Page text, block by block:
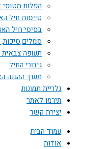
הפלות מטוסי
טייסות חיל
בסיסי חיל
סמלים,סיכות,
תעופה
גיבורי החיל
מערך ההגנה
גלריית תמונות
תירמו לאתר
יצירת קשר
עמוד הבית
אודות